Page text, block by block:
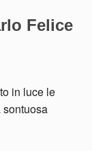
Felice
in luce le
sontuosa